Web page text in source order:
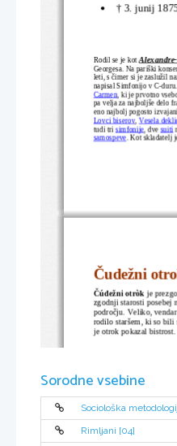

† 3. junij
Rodil se je kot
Georgesa. Na pariški
leti, s čimer si je zaslužil
napisal Simfonijo v C-
Carmen, ki je prvotno
pa velja za najboljše delo
eno najbolj pogosto
Lovci biserov, Vesela
tudi tri simfonije, dve suiti
samospeve. Kot skladatelj
Čudežni
Čúdežni otròk je
zgodnji starosti posebej
področju. Veliko,
rodilo staršem, ki so
je otrok pokazal bistrost.
Sorodne vsebine
Sociološka
Rimljani [04]